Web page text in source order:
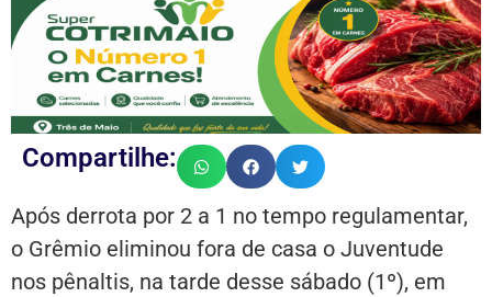
Compartilhe:
Após derrota por 2 a 1 no tempo regulamentar,
o Grêmio eliminou fora de casa o Juventude
nos pênaltis, na tarde desse sábado (1º), em